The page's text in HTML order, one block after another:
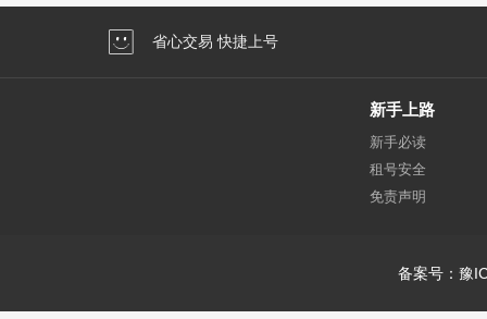
省心交易 快捷上号
新手上路
新手必读
租号安全
免责声明
备案号：豫